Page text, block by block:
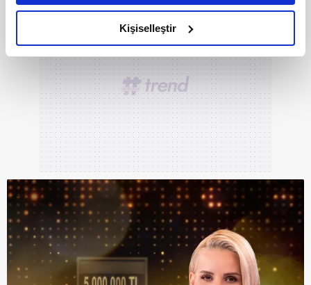
amacımızın size daha iyi bir reklam deneyimi sunmak
olduğunu ve sizlere en iyi içerikleri sunabilmek adına
elimizden gelen çabayı gösterdiğimizi ve bu noktada,
reklamların maliyetlerimizi karşılamak noktasında tek gelir
kalemimiz olduğunu sizlere hatırlatmak isteriz.
Her halükârda, kullanıcılar, bu çerezlere izin vermedikleri
takdirde, kullanıcılara hedefli reklamlar
gösterilmeyecektir."
Sizlere daha iyi bir hizmet sunabilmek için İnternet
Sitemizde kendimize ve üçüncü kişilere ait çerezler
kullanılmaktadır. Bu çerezler vasıtasıyla çeşitli kişisel
verileriniz işlenmekte olup gerekli olan çerezler bilgi
toplumu hizmetlerinin sunulması amacıyla
kullanılmaktadır. Diğer çerezler, sitemizin daha işlevsel
kılınması ve kişiselleştirilmesi ve sizlere yönelik
Kişiselleştir